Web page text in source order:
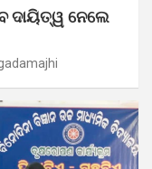
ଦାୟିତ୍ୱ ନେଲେ